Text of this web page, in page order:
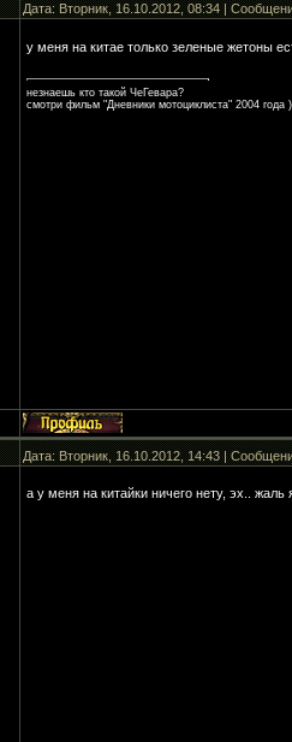
Дата: Вторник, 16.10.2012, 08:34 |
у меня на китае только зеленые жетоны
незнаешь кто такой ЧеГевара?
смотри фильм "Дневники мотоциклиста" 2004 года )
Дата: Вторник, 16.10.2012, 14:43 |
а у меня на китайки ничего нету, эх..